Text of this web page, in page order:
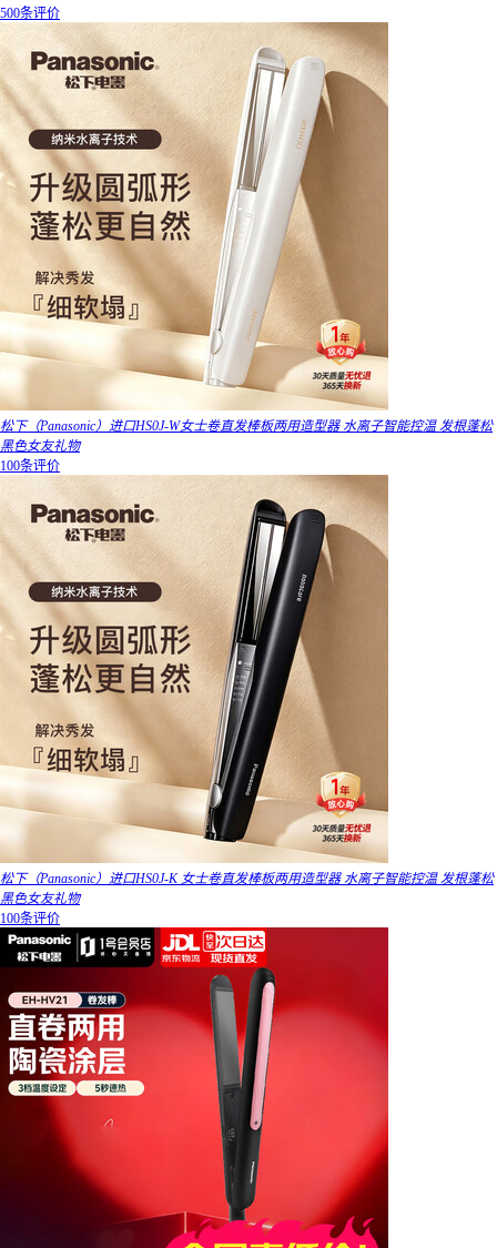
500条评价
松下（Panasonic）进口HS0J-W女士卷直发棒板两用造型器 水离子智能控温 发根蓬松
黑色女友礼物
100条评价
松下（Panasonic）进口HS0J-K 女士卷直发棒板两用造型器 水离子智能控温 发根蓬松
黑色女友礼物
100条评价